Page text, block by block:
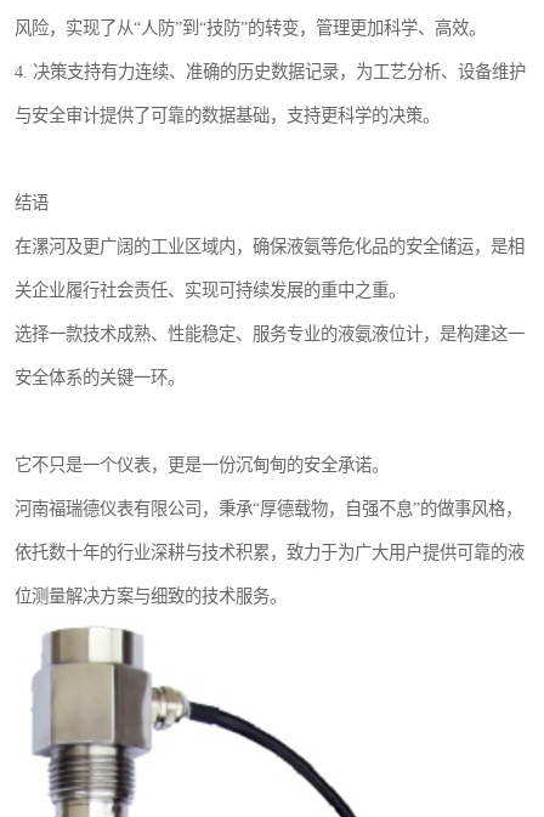
风险，实现了从“人防”到“技防”的转变，管理更加科学、高效。
4. 决策支持有力连续、准确的历史数据记录，为工艺分析、设备维护
与安全审计提供了可靠的数据基础，支持更科学的决策。
结语
在漯河及更广阔的工业区域内，确保液氨等危化品的安全储运，是相
关企业履行社会责任、实现可持续发展的重中之重。
选择一款技术成熟、性能稳定、服务专业的液氨液位计，是构建这一
安全体系的关键一环。
它不只是一个仪表，更是一份沉甸甸的安全承诺。
河南福瑞德仪表有限公司，秉承“厚德载物，自强不息”的做事风格，
依托数十年的行业深耕与技术积累，致力于为广大用户提供可靠的液
位测量解决方案与细致的技术服务。